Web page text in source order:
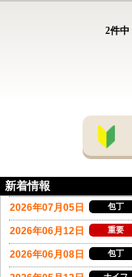
2件中
新着情報